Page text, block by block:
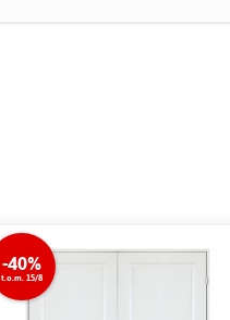
-40%
t.o.m. 15/8